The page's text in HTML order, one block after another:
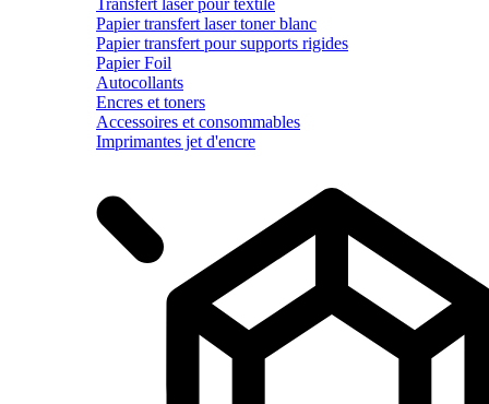
Papier transfert laser toner blanc
Papier transfert pour supports rigides
Papier Foil
Autocollants
Encres et toners
Accessoires et consommables
Imprimantes jet d'encre